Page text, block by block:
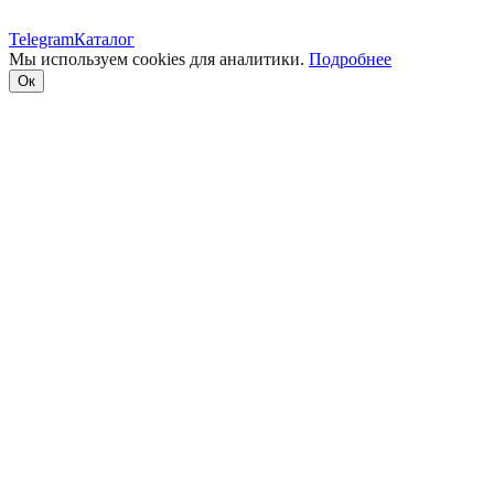
TelegramКаталог
Мы используем cookies для аналитики. Подробнее
Ок